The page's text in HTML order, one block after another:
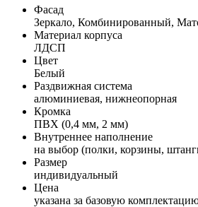
Фасад
Зеркало, Комбинированный,
Материал корпуса
ЛДСП
Цвет
Белый
Раздвижная система
алюминиевая, нижнеопорная
Кромка
ПВХ (0,4 мм, 2 мм)
Внутреннее наполнение
на выбор (полки, корзины,
Размер
индивидуальный
Цена
указана за базовую